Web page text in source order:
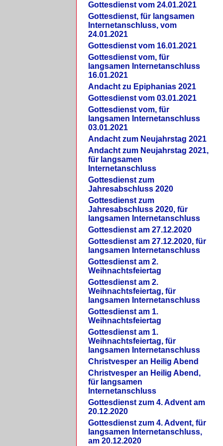
Gottesdienst vom 24.01.2021
Gottesdienst, für langsamen
Internetanschluss, vom
24.01.2021
Gottesdienst vom 16.01.2021
Gottesdienst vom, für
langsamen Internetanschluss
16.01.2021
Andacht zu Epiphanias 2021
Gottesdienst vom 03.01.2021
Gottesdienst vom, für
langsamen Internetanschluss
03.01.2021
Andacht zum Neujahrstag 2021
Andacht zum Neujahrstag 2021,
für langsamen
Internetanschluss
Gottesdienst zum
Jahresabschluss 2020
Gottesdienst zum
Jahresabschluss 2020, für
langsamen Internetanschluss
Gottesdienst am 27.12.2020
Gottesdienst am 27.12.2020, für
langsamen Internetanschluss
Gottesdienst am 2.
Weihnachtsfeiertag
Gottesdienst am 2.
Weihnachtsfeiertag, für
langsamen Internetanschluss
Gottesdienst am 1.
Weihnachtsfeiertag
Gottesdienst am 1.
Weihnachtsfeiertag, für
langsamen Internetanschluss
Christvesper an Heilig Abend
Christvesper an Heilig Abend,
für langsamen
Internetanschluss
Gottesdienst zum 4. Advent am
20.12.2020
Gottesdienst zum 4. Advent, für
langsamen Internetanschluss,
am 20.12.2020